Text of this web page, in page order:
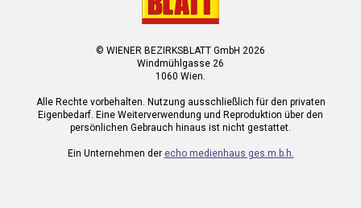
© WIENER BEZIRKSBLATT GmbH 2026
Windmühlgasse 26
1060 Wien.
Alle Rechte vorbehalten. Nutzung ausschließlich für den privaten
Eigenbedarf. Eine Weiterverwendung und Reproduktion über den
persönlichen Gebrauch hinaus ist nicht gestattet.
Ein Unternehmen der echo medienhaus ges.m.b.h.